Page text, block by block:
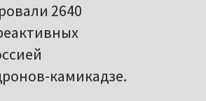
2640
камикадзе.